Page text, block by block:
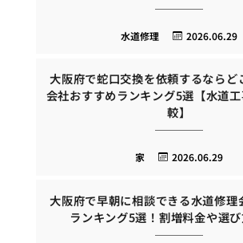
2026.06.29
水道修理
大阪府で蛇口交換を依頼するならど
会社おすすめランキング5選【水道
較】
2026.06.29
家
大阪府で早朝に相談できる水道修理
ランキング5選！割増料金や選